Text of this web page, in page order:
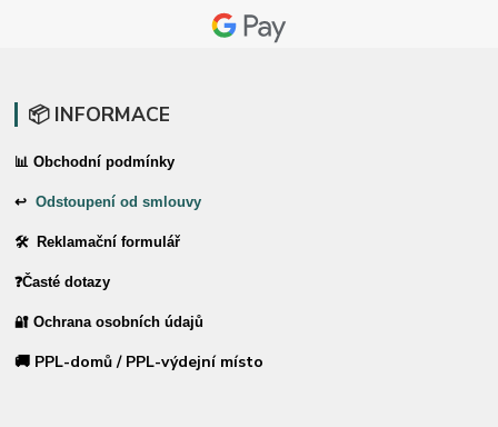
📦 INFORMACE
📊 Obchodní podmínky
↩Odstoupení od smlouvy
🛠 Reklamační formulář
❓Časté dotazy
🔐 Ochrana osobních údajů
🚚 PPL-domů / PPL-výdejní místo